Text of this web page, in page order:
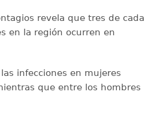
revela que tres de cada
en la región ocurren en
infecciones en mujeres
que entre los hombres